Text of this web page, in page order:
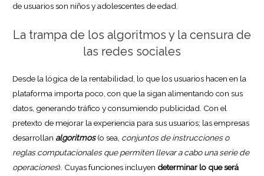
de usuarios son niños y adolescentes de edad.
La trampa de los algoritmos y la censura de
las redes sociales
Desde la lógica de la rentabilidad, lo que los usuarios hacen en la
plataforma importa poco, con que la sigan alimentando con sus
datos, generando tráfico y consumiendo publicidad. Con el
pretexto de mejorar la experiencia para sus usuarios; las empresas
desarrollan algoritmos(o sea, conjuntos de instrucciones o
reglas computacionales que permiten llevar a cabo una serie de
operaciones). Cuyas funciones incluyen determinar lo que será